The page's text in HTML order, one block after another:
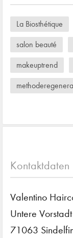
La Biosthétique
salon beauté
makeuptrend
Kontaktdaten
Valentino
Untere
71063